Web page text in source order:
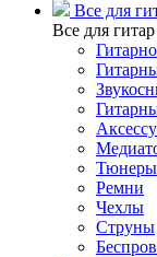
Все для
Все для гитар
Тюнеры
Ремни
Чехлы
Струны